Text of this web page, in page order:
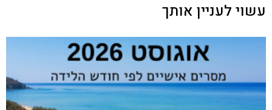
עשוי לעניין אותך